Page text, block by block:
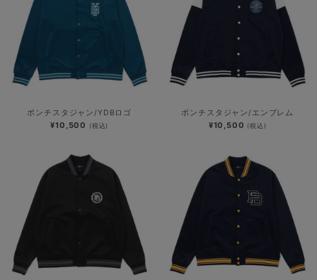
ポンチスタジャン/YDBロゴ
¥10,500 (税込)
ポンチスタジャン/エンブレム
¥10,500 (税込)